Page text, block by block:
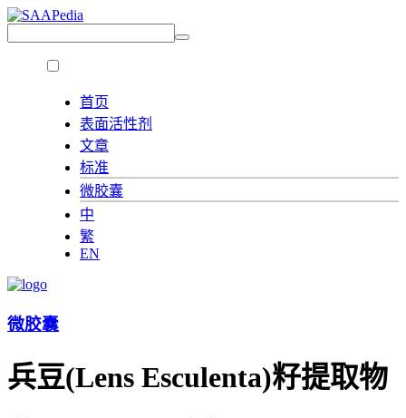
首页
表面活性剂
文章
标准
微胶囊
中
繁
EN
微胶囊
兵豆(Lens Esculenta)籽提取物